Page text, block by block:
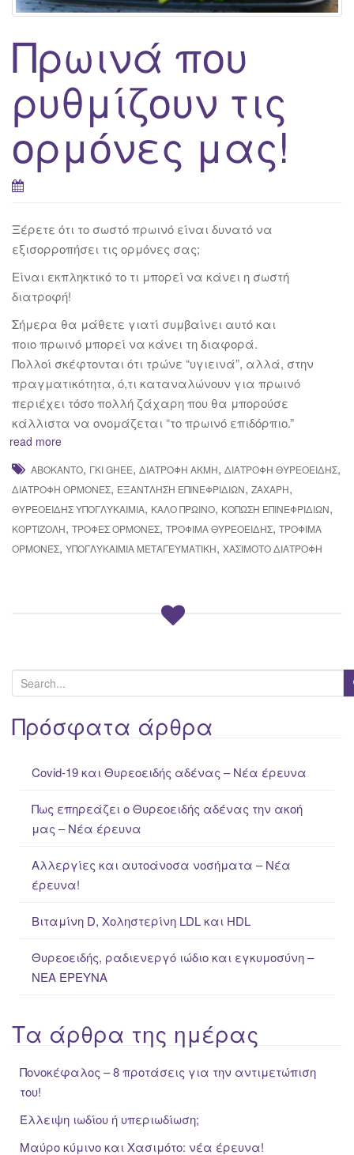
Πρωινά που
ρυθμίζουν τις
ορμόνες μας!
Ξέρετε ότι το σωστό πρωινό είναι δυνατό να
εξισορροπήσει τις ορμόνες σας;
Είναι εκπληκτικό το τι μπορεί να κάνει η σωστή
διατροφή!
Σήμερα θα μάθετε γιατί συμβαίνει αυτό και
ποιο πρωινό μπορεί να κάνει τη διαφορά.
Πολλοί σκέφτονται ότι τρώνε “υγιεινά”, αλλά, στην
πραγματικότητα, ό,τι καταναλώνουν για πρωινό
περιέχει τόσο πολλή ζάχαρη που θα μπορούσε
κάλλιστα να ονομάζεται “το πρωινό επιδόρπιο.”
read more
ΑΒΟΚΆΝΤΟ, ΓΚΙ GHEE, ΔΙΑΤΡΟΦΉ ΑΚΜΉ, ΔΙΑΤΡΟΦΉ ΘΥΡΕΟΕΙΔΉΣ,
ΔΙΑΤΡΟΦΉ ΟΡΜΌΝΕΣ, ΕΞΆΝΤΛΗΣΗ ΕΠΙΝΕΦΡΙΔΊΩΝ, ΖΆΧΑΡΗ,
ΘΥΡΕΟΕΙΔΉΣ ΥΠΟΓΛΥΚΑΙΜΊΑ, ΚΑΛΌ ΠΡΩΙΝΌ, ΚΌΠΩΣΗ ΕΠΙΝΕΦΡΙΔΊΩΝ,
ΚΟΡΤΙΖΌΛΗ, ΤΡΟΦΈΣ ΟΡΜΌΝΕΣ, ΤΡΌΦΙΜΑ ΘΥΡΕΟΕΙΔΉΣ, ΤΡΌΦΙΜΑ
ΟΡΜΌΝΕΣ, ΥΠΟΓΛΥΚΑΙΜΊΑ ΜΕΤΑΓΕΥΜΑΤΙΚΉ, ΧΑΣΙΜΌΤΟ ΔΙΑΤΡΟΦΉ
e
a
rΠρόσφατα άρθρα
Covid-19 και Θυρεοειδής αδένας – Νέα έρευνα
Πως επηρεάζει ο Θυρεοειδής αδένας την ακοή
μας – Νέα έρευνα
Αλλεργίες και αυτοάνοσα νοσήματα – Νέα
έρευνα!
Βιταμίνη D, Χοληστερίνη LDL και HDL
Θυρεοειδής, ραδιενεργό ιώδιο και εγκυμοσύνη –
ΝΕΑ ΈΡΕΥΝΑ
Τα άρθρα της ημέρας
Πονοκέφαλος – 8 προτάσεις για την αντιμετώπιση
του!
Έλλειψη ιωδίου ή υπεριωδίωση;
Μαύρο κύμινο και Χασιμότο: νέα έρευνα!